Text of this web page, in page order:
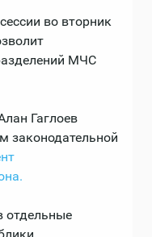
во вторник
МЧС
Гаглоев
законодательной
отдельные